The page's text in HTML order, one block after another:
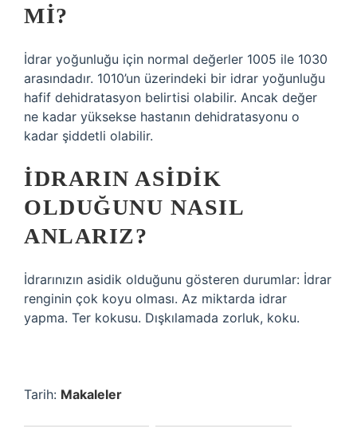
MI?
İdrar yoğunluğu için normal değerler 1005 ile 1030
arasındadır. 1010’un üzerindeki bir idrar yoğunluğu
hafif dehidratasyon belirtisi olabilir. Ancak değer
ne kadar yüksekse hastanın dehidratasyonu o
kadar şiddetli olabilir.
İDRARIN ASIDIK
OLDUĞUNU NASIL
ANLARIZ?
İdrarınızın asidik olduğunu gösteren durumlar: İdrar
renginin çok koyu olması. Az miktarda idrar
yapma. Ter kokusu. Dışkılamada zorluk, koku.
Tarih: Makaleler